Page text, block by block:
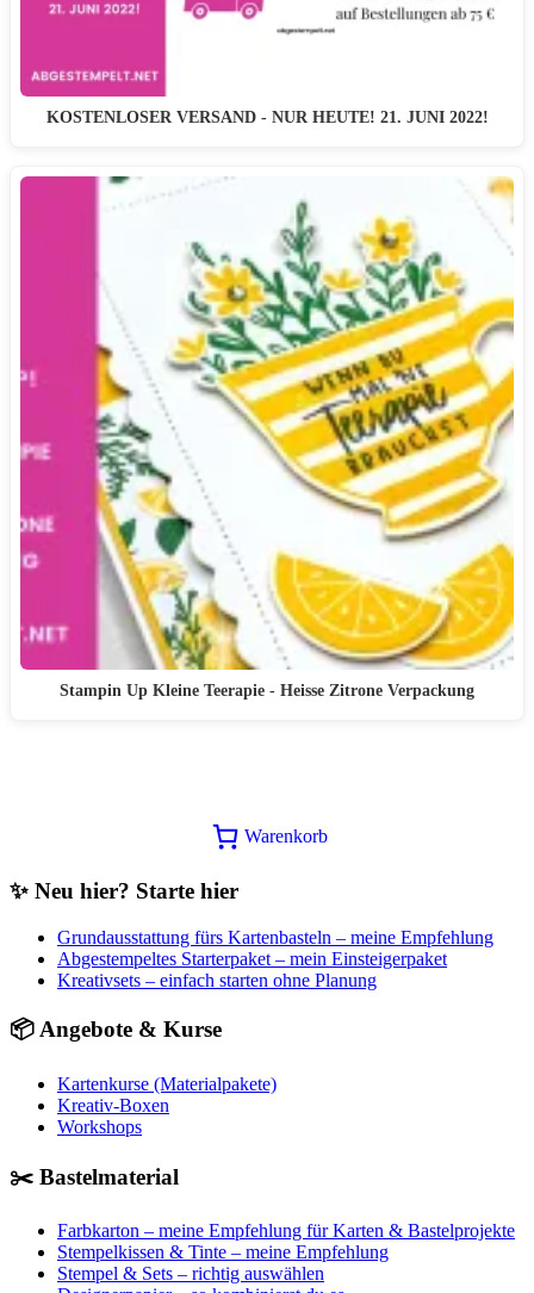
KOSTENLOSER VERSAND - NUR HEUTE! 21. JUNI 2022!
Stampin Up Kleine Teerapie - Heisse Zitrone Verpackung
Warenkorb
✨ Neu hier? Starte hier
Grundausstattung fürs Kartenbasteln – meine Empfehlung
Abgestempeltes Starterpaket – mein Einsteigerpaket
Kreativsets – einfach starten ohne Planung
📦 Angebote & Kurse
Kartenkurse (Materialpakete)
Kreativ-Boxen
Workshops
✂️ Bastelmaterial
Farbkarton – meine Empfehlung für Karten & Bastelprojekte
Stempelkissen & Tinte – meine Empfehlung
Stempel & Sets – richtig auswählen